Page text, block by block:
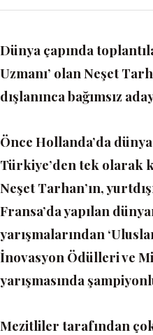
Dünya çapında
Uzmanı’ olan Neşet
dışlanınca bağımsız
Önce Hollanda’da
Türkiye’den tek olarak
Neşet Tarhan’ın,
Fransa’da yapılan
yarışmalarından
İnovasyon Ödülleri ve
yarışmasında
Mezitliler tarafından